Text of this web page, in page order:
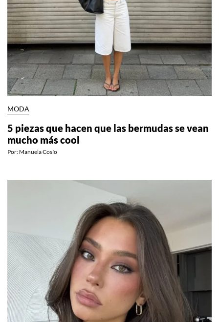
MODA
5 piezas que hacen que las bermudas se vean
mucho más cool
Por: Manuela Cosío